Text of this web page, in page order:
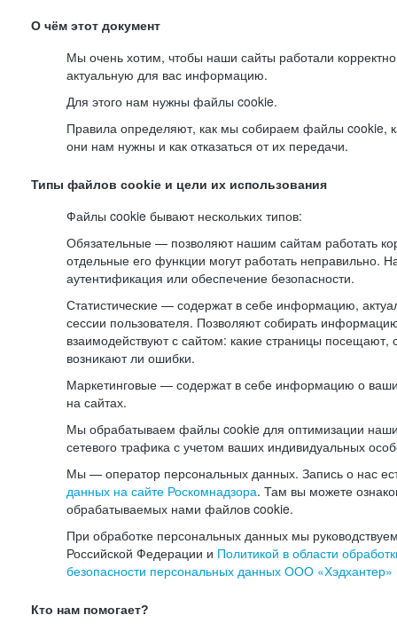
О чём этот документ
Мы очень хотим, чтобы наши сайты работали
актуальную для вас информацию.
Для этого нам нужны файлы cookie.
Правила определяют, как мы собираем файлы cookie,
они нам нужны и как отказаться от их передачи.
Типы файлов cookie и цели их использования
Файлы cookie бывают нескольких типов:
Обязательные — позволяют нашим сайтам работать
отдельные его функции могут работать неправильно.
аутентификация или обеспечение безопасности.
Статистические — содержат в себе информацию,
сессии пользователя. Позволяют собирать
взаимодействуют с сайтом: какие страницы посещают,
возникают ли ошибки.
Маркетинговые — содержат в себе информацию о
на сайтах.
Мы обрабатываем файлы cookie для оптимизации
сетевого трафика с учетом ваших индивидуальных
Мы — оператор персональных данных. Запись о нас
данных на сайте Роскомнадзора. Там вы можете
обрабатываемых нами файлов cookie.
При обработке персональных данных мы
Российской Федерации и Политикой в области
безопасности персональных данных ООО «Хэдхантер»
Кто нам помогает?